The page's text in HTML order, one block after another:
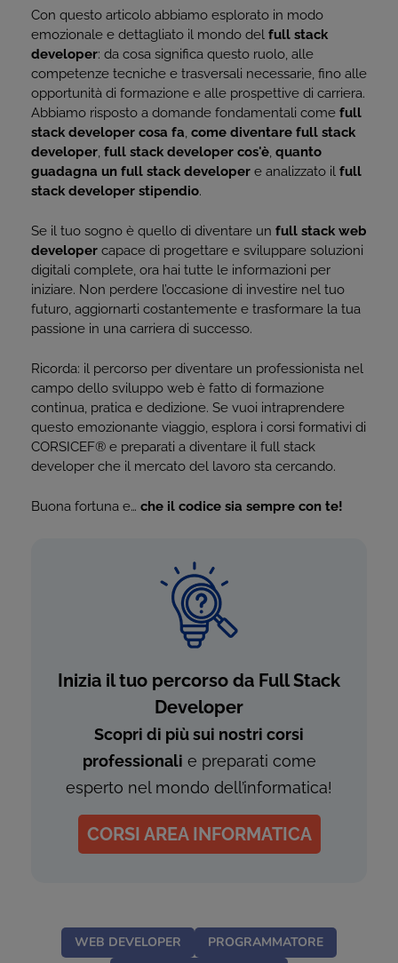
Con questo articolo abbiamo esplorato in modo
emozionale e dettagliato il mondo del full stack
developer: da cosa significa questo ruolo, alle
competenze tecniche e trasversali necessarie, fino alle
opportunità di formazione e alle prospettive di carriera.
Abbiamo risposto a domande fondamentali come full
stack developer cosa fa, come diventare full stack
developer, full stack developer cos'è, quanto
guadagna un full stack developer e analizzato il full
stack developer stipendio.
Se il tuo sogno è quello di diventare un full stack web
developer capace di progettare e sviluppare soluzioni
digitali complete, ora hai tutte le informazioni per
iniziare. Non perdere l’occasione di investire nel tuo
futuro, aggiornarti costantemente e trasformare la tua
passione in una carriera di successo.
Ricorda: il percorso per diventare un professionista nel
campo dello sviluppo web è fatto di formazione
continua, pratica e dedizione. Se vuoi intraprendere
questo emozionante viaggio, esplora i corsi formativi di
CORSICEF® e preparati a diventare il full stack
developer che il mercato del lavoro sta cercando.
Buona fortuna e… che il codice sia sempre con te!
Inizia il tuo percorso da Full Stack
Developer
Scopri di più sui nostri corsi
professionali e preparati come
esperto nel mondo dell’informatica!
CORSI AREA INFORMATICA
WEB DEVELOPER
PROGRAMMATORE